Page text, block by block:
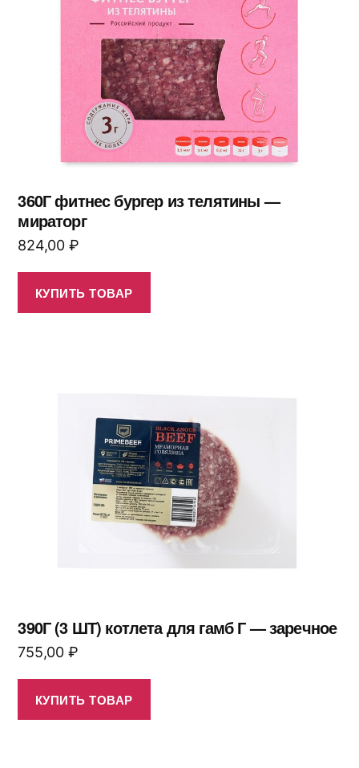
360Г фитнес бургер из телятины —
мираторг
824,00 ₽
КУПИТЬ ТОВАР
390Г (3 ШТ) котлета для гамб Г — заречное
755,00 ₽
КУПИТЬ ТОВАР